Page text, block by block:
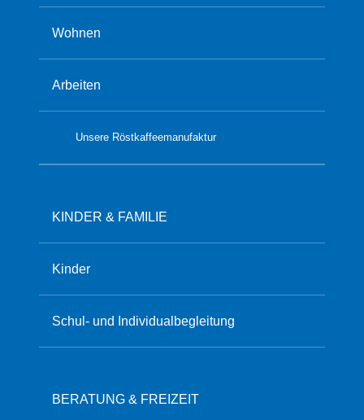
Wohnen
Arbeiten
Unsere Röstkaffeemanufaktur
KINDER & FAMILIE
Kinder
Schul- und Individualbegleitung
BERATUNG & FREIZEIT